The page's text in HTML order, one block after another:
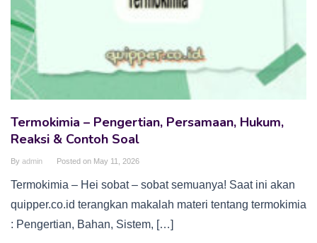
Termokimia – Pengertian, Persamaan, Hukum,
Reaksi & Contoh Soal
By admin Posted on May 11, 2026
Termokimia – Hei sobat – sobat semuanya! Saat ini akan
quipper.co.id terangkan makalah materi tentang termokimia
: Pengertian, Bahan, Sistem, […]